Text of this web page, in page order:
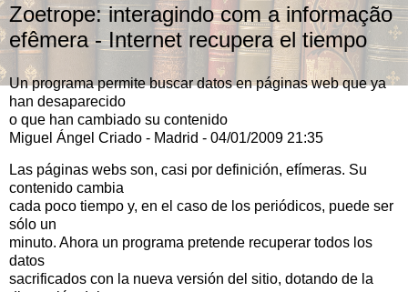
Zoetrope: interagindo com a informação
efêmera - Internet recupera el tiempo
Un programa permite buscar datos en páginas web que ya
han desaparecido
o que han cambiado su contenido
Miguel Ángel Criado - Madrid - 04/01/2009 21:35
Las páginas webs son, casi por definición, efímeras. Su
contenido cambia
cada poco tiempo y, en el caso de los periódicos, puede ser
sólo un
minuto. Ahora un programa pretende recuperar todos los
datos
sacrificados con la nueva versión del sitio, dotando de la